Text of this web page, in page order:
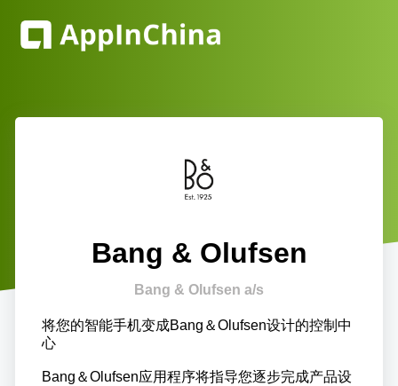
Bang & Olufsen
Bang & Olufsen a/s
将您的智能手机变成Bang＆Olufsen设计的控制中
心
Bang＆Olufsen应用程序将指导您逐步完成产品设